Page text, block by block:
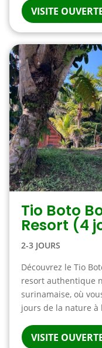
VISITE
Tio Boto
Resort (4
2-3 JOURS
Découvrez le Tio
resort authentique
surinamaise, où
jours de la nature à
VISITE